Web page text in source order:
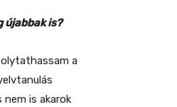
újabbak is?
a
is akarok